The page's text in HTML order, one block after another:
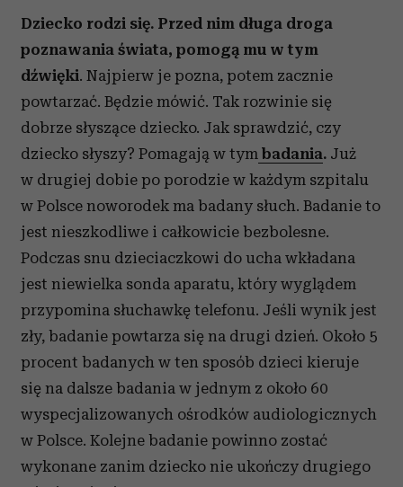
Dziecko rodzi się. Przed nim długa droga
poznawania świata, pomogą mu w tym
dźwięki. Najpierw je pozna, potem zacznie
powtarzać. Będzie mówić. Tak rozwinie się
dobrze słyszące dziecko. Jak sprawdzić, czy
dziecko słyszy? Pomagają w tym badania. Już
w drugiej dobie po porodzie w każdym szpitalu
w Polsce noworodek ma badany słuch. Badanie to
jest nieszkodliwe i całkowicie bezbolesne.
Podczas snu dzieciaczkowi do ucha wkładana
jest niewielka sonda aparatu, który wyglądem
przypomina słuchawkę telefonu. Jeśli wynik jest
zły, badanie powtarza się na drugi dzień. Około 5
procent badanych w ten sposób dzieci kieruje
się na dalsze badania w jednym z około 60
wyspecjalizowanych ośrodków audiologicznych
w Polsce. Kolejne badanie powinno zostać
wykonane zanim dziecko nie ukończy drugiego